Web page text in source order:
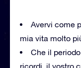
Avervi come
mia vita molto
Che il
ricordi, il vostro